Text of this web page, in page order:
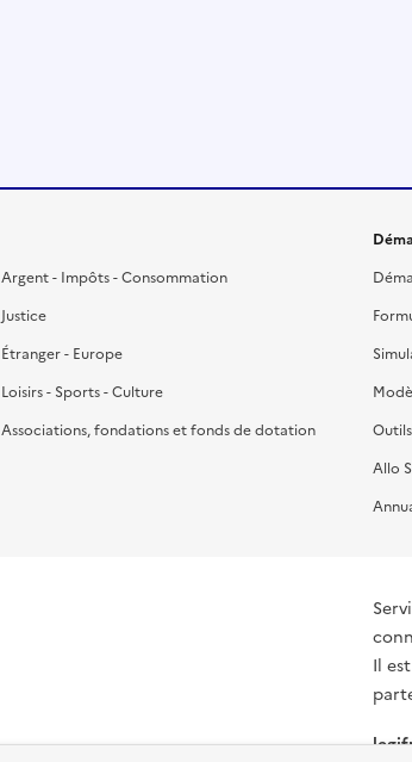
Argent - Impôts - Consommation
Justice
Étranger - Europe
Loisirs - Sports - Culture
Associations, fondations et fonds de dotation
Allo
Il